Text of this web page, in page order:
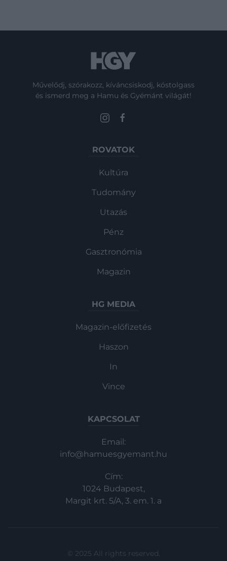
Művelődj, szórakozz, kíváncsiskodj, kóstolgass
és ismerd meg a Hamu és Gyémánt világát!
ROVATOK
Kultúra
Tudomány
Utazás
Pénz
Gasztronómia
Magazin
HG MEDIA
Magazin-előfizetés
Haszon
In
Vince
KAPCSOLAT
Email:
info@hamuesgyemant.hu
Cím:
1024 Budapest,
Margit krt. 5/A, 3. em. 1. a
© 2025 All rights reserved.